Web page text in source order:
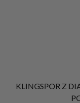
KLINGSPOR Z